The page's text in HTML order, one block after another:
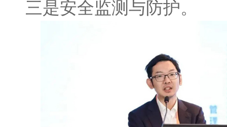
三是安全监测与防护。